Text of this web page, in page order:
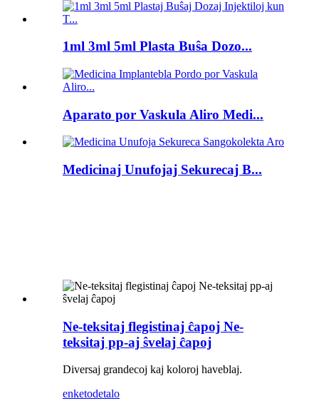
1ml 3ml 5ml Plasta Buŝa Dozo...
Aparato por Vaskula Aliro Medi...
Medicinaj Unufojaj Sekurecaj B...
Ne-teksitaj flegistinaj ĉapoj Ne-
teksitaj pp-aj ŝvelaj ĉapoj
Diversaj grandecoj kaj koloroj haveblaj.
enketodetalo